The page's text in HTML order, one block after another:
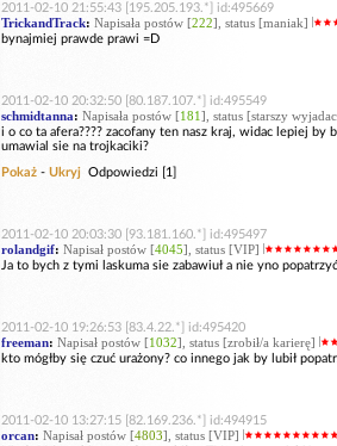
2011-02-10 21:55:43 [195.205.193.*] id:495669
TrickandTrack: Napisała postów [222], status [maniak]
bynajmiej prawde prawi =D
2011-02-10 20:32:50 [80.187.107.*] id:495549
schmidtanna: Napisała postów [181], status [starszy
i o co ta afera???? zacofany ten nasz kraj, widac lepiej
umawial sie na trojkaciki?
Pokaż - Ukryj Odpowiedzi [1]
2011-02-10 20:03:30 [93.181.160.*] id:495497
rolandgif: Napisał postów [4045], status [VIP]
Ja to bych z tymi laskuma sie zabawiuł a nie yno
2011-02-10 19:26:53 [83.4.22.*] id:495420
freeman: Napisał postów [1032], status [zrobił/a karierę]
kto mógłby się czuć urażony? co innego jak by lubił
2011-02-10 13:27:15 [82.169.236.*] id:494915
orcan: Napisał postów [4803], status [VIP]